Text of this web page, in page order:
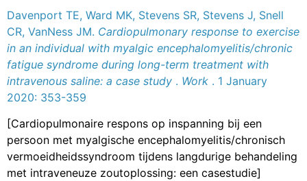
Davenport TE, Ward MK, Stevens SR, Stevens J, Snell
CR, VanNess JM. Cardiopulmonary response to exercise
in an individual with myalgic encephalomyelitis/chronic
fatigue syndrome during long-term treatment with
intravenous saline: a case study . Work . 1 January
2020: 353-359
[Cardiopulmonaire respons op inspanning bij een
persoon met myalgische encephalomyelitis/chronisch
vermoeidheidssyndroom tijdens langdurige behandeling
met intraveneuze zoutoplossing: een casestudie]